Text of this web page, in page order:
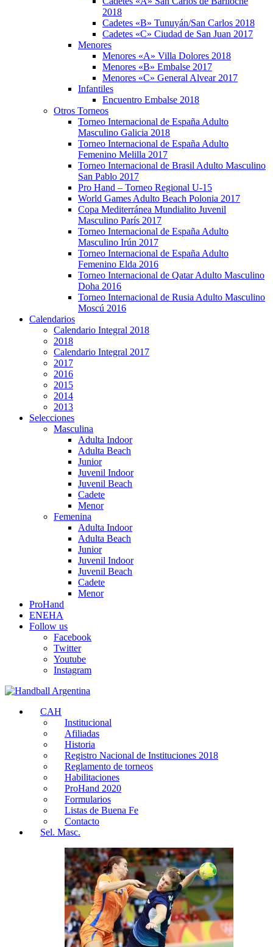
2018
Cadetes «B» Tunuyán/San Carlos 2018
Cadetes «C» Ciudad de San Juan 2017
Menores
Menores «A» Villa Dolores 2018
Menores «B» Embalse 2017
Menores «C» General Alvear 2017
Infantiles
Encuentro Embalse 2018
Otros Torneos
Torneo Internacional de España Adulto
Masculino Galicia 2018
Torneo Internacional de España Adulto
Femenino Melilla 2017
Torneo Internacional de Brasil Adulto Masculino
San Pablo 2017
Pro Hand – Torneo Regional U-15
World Games Adulto Beach Polonia 2017
Copa Mediterránea Mundialito Juvenil
Masculino París 2017
Torneo Internacional de España Adulto
Masculino Irún 2017
Torneo Internacional de España Adulto
Femenino Elda 2016
Torneo Internacional de Qatar Adulto Masculino
Doha 2016
Torneo Internacional de Rusia Adulto Masculino
Moscú 2016
Calendarios
Calendario Integral 2018
2018
Calendario Integral 2017
2017
2016
2015
2014
2013
Selecciones
Masculina
Adulta Indoor
Adulta Beach
Junior
Juvenil Indoor
Juvenil Beach
Cadete
Menor
Femenina
Adulta Indoor
Adulta Beach
Junior
Juvenil Indoor
Juvenil Beach
Cadete
Menor
ProHand
ENEHA
Follow us
Facebook
Twitter
Youtube
Instagram
CAH
Institucional
Afiliadas
Historia
Registro Nacional de Instituciones 2018
Reglamento de torneos
Habilitaciones
ProHand 2020
Formularios
Listas de Buena Fe
Contacto
Sel. Masc.